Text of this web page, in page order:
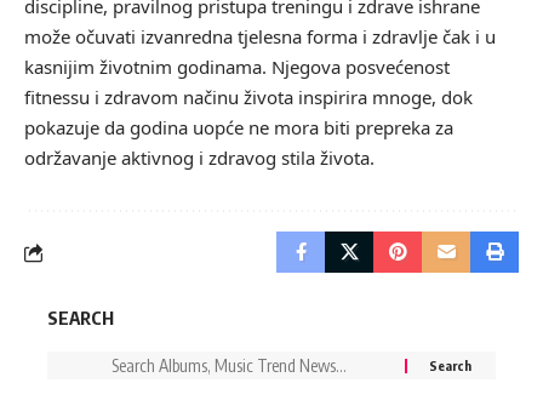
discipline, pravilnog pristupa treningu i zdrave ishrane
može očuvati izvanredna tjelesna forma i zdravlje čak i u
kasnijim životnim godinama. Njegova posvećenost
fitnessu i zdravom načinu života inspirira mnoge, dok
pokazuje da godina uopće ne mora biti prepreka za
održavanje aktivnog i zdravog stila života.
SEARCH